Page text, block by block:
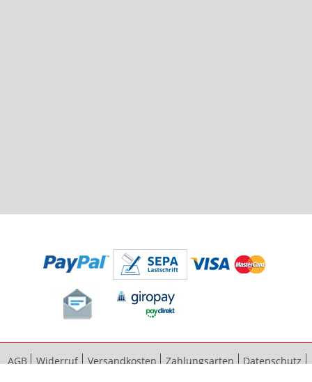
AGB Widerruf Versandkosten Zahlungsarten
Datenschutz